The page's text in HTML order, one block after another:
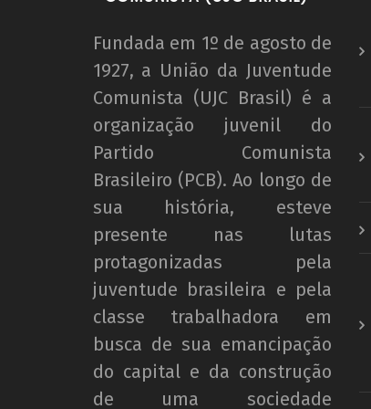
Fundada em 1º de agosto de
1927, a União da Juventude
Comunista (UJC Brasil) é a
organização juvenil do
Partido Comunista
Brasileiro (PCB). Ao longo de
sua história, esteve
presente nas lutas
protagonizadas pela
juventude brasileira e pela
classe trabalhadora em
busca de sua emancipação
do capital e da construção
de uma sociedade